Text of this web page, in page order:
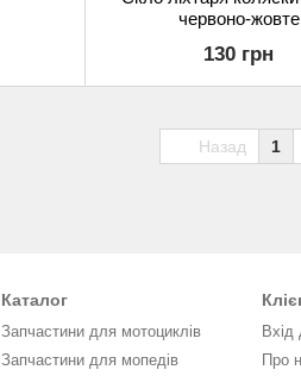
червоно-жовте
130 грн
Назад 1
Каталог
Запчастини для мотоциклів
Запчастини для мопедів
Вхід
Про